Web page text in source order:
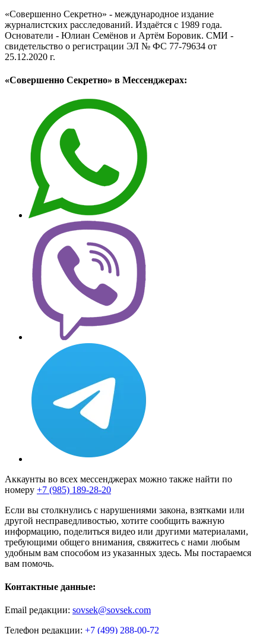
«Совершенно Секретно» - международное издание
журналистских расследований. Издаётся с 1989 года.
Основатели - Юлиан Семёнов и Артём Боровик. CМИ -
свидетельство о регистрации ЭЛ № ФС 77-79634 от
25.12.2020 г.
«Совершенно Секретно» в Мессенджерах:
Аккаунты во всех мессенджерах можно также найти по
номеру +7 (985) 189-28-20
Если вы столкнулись с нарушениями закона, взятками или
другой несправедливостью, хотите сообщить важную
информацию, поделиться видео или другими материалами,
требующими общего внимания, свяжитесь с нами любым
удобным вам способом из указанных здесь. Мы постараемся
вам помочь.
Контактные данные:
Email редакции: sovsek@sovsek.com
Телефон редакции: +7 (499) 288-00-72